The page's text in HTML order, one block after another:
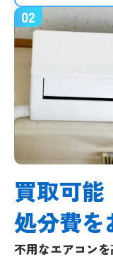
02
買取可能
処分費を
不用なエアコン